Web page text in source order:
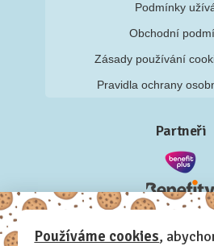
Podmínky
Obchodní
Zásady používání
Pravidla ochrany
Partneři
Používáme cookies,